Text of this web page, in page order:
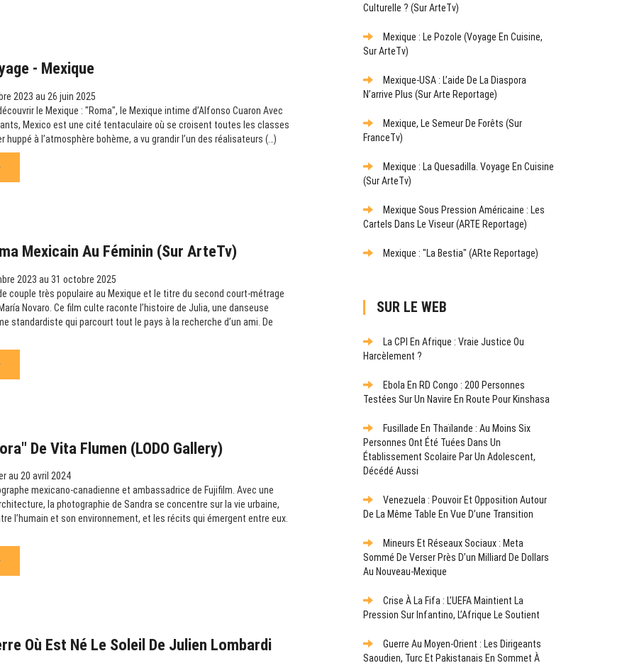
- Mexique
2023 au 26 juin 2025
le Mexique : "Roma", le Mexique intime d’Alfonso Cuaron Avec
Mexico est une cité tentaculaire où se croisent toutes les classes
huppé à l’atmosphère bohème, a vu grandir l’un des réalisateurs (…)
Mexicain Au Féminin (sur ArteTv)
2023 au 31 octobre 2025
couple très populaire au Mexique et le titre du second court-métrage
Novaro. Ce film culte raconte l’histoire de Julia, une danseuse
standardiste qui parcourt tout le pays à la recherche d’un ami. De
De Vita Flumen (LODO Gallery)
au 20 avril 2024
mexicano-canadienne et ambassadrice de Fujifilm. Avec une
la photographie de Sandra se concentre sur la vie urbaine,
l’humain et son environnement, et les récits qui émergent entre eux.
Où Est Né Le Soleil De Julien Lombardi
Culturelle ? (sur ArteTv)
Mexique : Le Pozole (Voyage En Cuisine,
Sur ArteTv)
Mexique-USA : L’aide De La Diaspora
N’arrive Plus (sur Arte Reportage)
Mexique, Le Semeur De Forêts (sur
FranceTv)
Mexique : La Quesadilla. Voyage En Cuisine
(sur ArteTv)
Mexique Sous Pression Américaine : Les
Cartels Dans Le Viseur (ARTE Reportage)
Mexique : "La Bestia" (ARte Reportage)
SUR LE WEB
La CPI En Afrique : Vraie Justice Ou
Harcèlement ?
Ebola En RD Congo : 200 Personnes
Testées Sur Un Navire En Route Pour Kinshasa
Fusillade En Thaïlande : Au Moins Six
Personnes Ont Été Tuées Dans Un
Établissement Scolaire Par Un Adolescent,
Décédé Aussi
Venezuela : Pouvoir Et Opposition Autour
De La Même Table En Vue D’une Transition
Mineurs Et Réseaux Sociaux : Meta
Sommé De Verser Près D’un Milliard De Dollars
Au Nouveau-Mexique
Crise À La Fifa : L’UEFA Maintient La
Pression Sur Infantino, L’Afrique Le Soutient
Guerre Au Moyen-Orient : Les Dirigeants
Saoudien, Turc Et Pakistanais En Sommet À